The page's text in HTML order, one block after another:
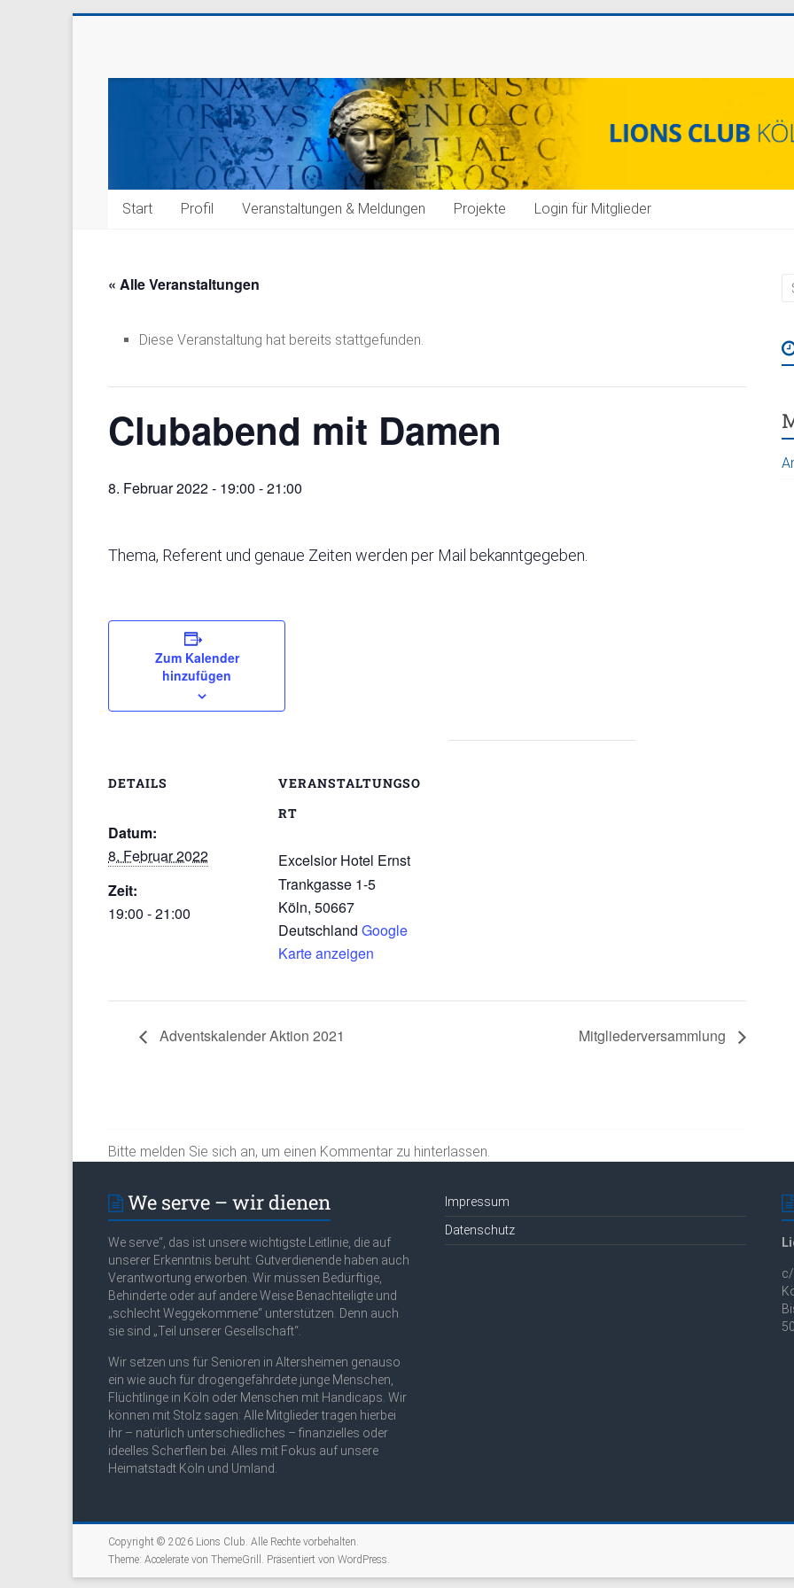
Lions
Club
Start Profil Veranstaltungen & Meldungen Projekte Login für Mitglieder
« Alle Veranstaltungen
Diese Veranstaltung hat bereits stattgefunden.
Clubabend mit Damen
8. Februar 2022 - 19:00 -21:00
Thema, Referent und genaue Zeiten werden per Mail bekanntgegeben.
Zum Kalender
hinzufügen
DETAILS
Datum:
8. Februar 2022
Zeit:
19:00 - 21:00
VERANSTALTUNGSO
RT
Excelsior Hotel Ernst
Trankgasse 1-5
Köln, 50667
Deutschland Google
Karte anzeigen
Adventskalender Aktion 2021 Mitgliederversammlung
Bitte melden Sie sich an, um einen Kommentar zu hinterlassen.
We serve – wir dienen
We serve“, das ist unsere wichtigste Leitlinie, die auf
unserer Erkenntnis beruht: Gutverdienende haben auch
Verantwortung erworben. Wir müssen Bedürftige,
Behinderte oder auf andere Weise Benachteiligte und
„schlecht Weggekommene“ unterstützen. Denn auch
sie sind „Teil unserer Gesellschaft“.
Wir setzen uns für Senioren in Altersheimen genauso
ein wie auch für drogengefährdete junge Menschen,
Flüchtlinge in Köln oder Menschen mit Handicaps. Wir
können mit Stolz sagen: Alle Mitglieder tragen hierbei
ihr – natürlich unterschiedliches – finanzielles oder
ideelles Scherflein bei. Alles mit Fokus auf unsere
Heimatstadt Köln und Umland.
Impressum
Datenschutz
Copyright © 2026 Lions Club. Alle Rechte vorbehalten.
Theme: Accelerate von ThemeGrill. Präsentiert von WordPress.